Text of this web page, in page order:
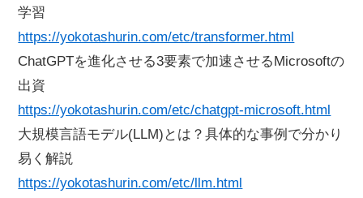
学習
https://yokotashurin.com/etc/transformer.html
ChatGPTを進化させる3要素で加速させるMicrosoftの
出資
https://yokotashurin.com/etc/chatgpt-microsoft.html
大規模言語モデル(LLM)とは？具体的な事例で分かり
易く解説
https://yokotashurin.com/etc/llm.html